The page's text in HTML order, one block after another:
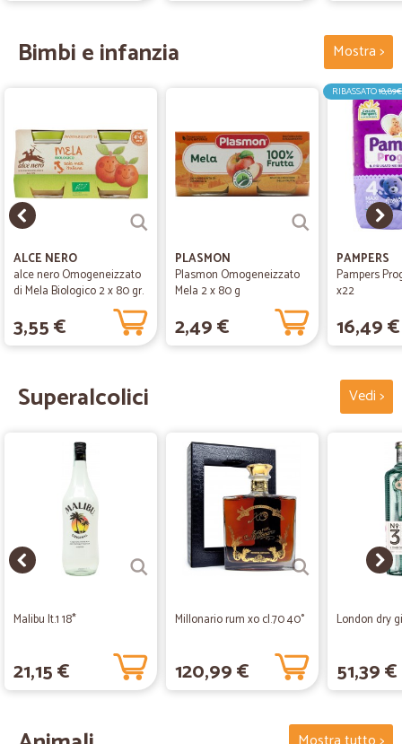
Bimbi e infanzia Mostra >
ALCE NERO
alce nero Omogeneizzato
di Mela Biologico 2 x 80 gr.
3,55 €
PLASMON
Plasmon Omogeneizzato
Mela 2 x 80 g
2,49 €
RIBASSATO18,89€
PAMPERS
Pampers
x22
16,49 €
Superalcolici Vedi >
Malibu lt.1 18*
21,15 €
Millonario rum xo cl.70 40°
120,99 €
London dry
51,39 €